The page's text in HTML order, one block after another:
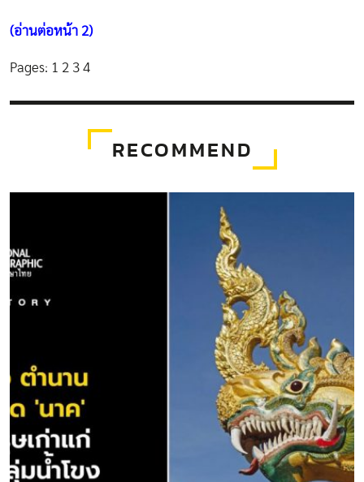
(อ่านต่อหน้า 2)
Pages: 1 2 3 4
RECOMMEND